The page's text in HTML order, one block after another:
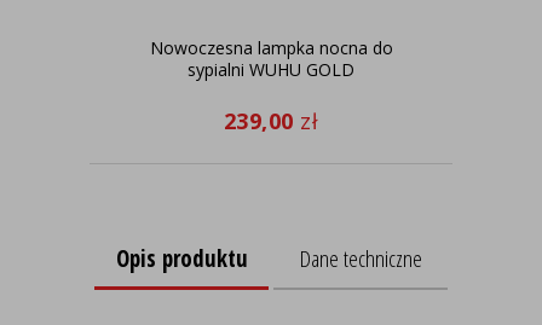
Nowoczesna lampka nocna do
sypialni WUHU GOLD
239,00 zł
Opis produktu Dane techniczne